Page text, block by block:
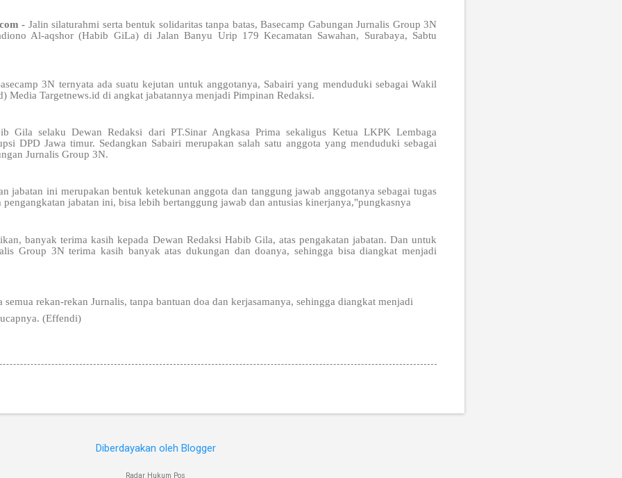
- Jalin silaturahmi serta bentuk solidaritas tanpa batas, Basecamp Gabungan Jurnalis Group 3N
Al-aqshor (Habib GiLa) di Jalan Banyu Urip 179 Kecamatan Sawahan, Surabaya, Sabtu
3N ternyata ada suatu kejutan untuk anggotanya, Sabairi yang menduduki sebagai Wakil
Media Targetnews.id di angkat jabatannya menjadi Pimpinan Redaksi.
Gila selaku Dewan Redaksi dari PT.Sinar Angkasa Prima sekaligus Ketua LKPK Lembaga
DPD Jawa timur. Sedangkan Sabairi merupakan salah satu anggota yang menduduki sebagai
Jurnalis Group 3N.
jabatan ini merupakan bentuk ketekunan anggota dan tanggung jawab anggotanya sebagai tugas
jabatan ini, bisa lebih bertanggung jawab dan antusias kinerjanya,"pungkasnya
banyak terima kasih kepada Dewan Redaksi Habib Gila, atas pengakatan jabatan. Dan untuk
Group 3N terima kasih banyak atas dukungan dan doanya, sehingga bisa diangkat menjadi
semua rekan-rekan Jurnalis, tanpa bantuan doa dan kerjasamanya, sehingga diangkat menjadi
(Effendi)
Diberdayakan oleh Blogger
Radar Hukum Pos